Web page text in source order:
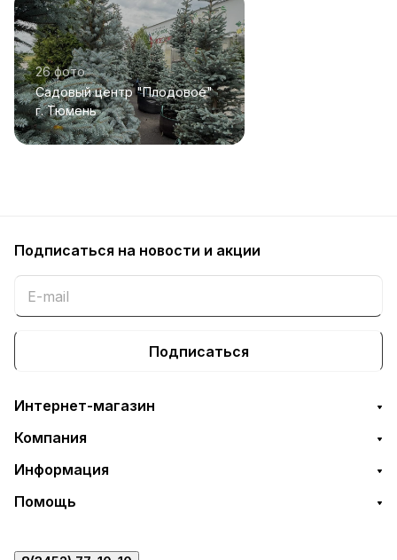
26 фото
Садовый центр "Плодовое"
г. Тюмень
Подписаться на новости и акции
Подписаться
Интернет-магазин
Компания
Информация
Помощь